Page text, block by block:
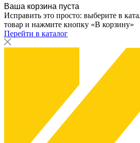
Ваша корзина пуста
Исправить это просто: выберите в
товар и нажмите кнопку «В корзину»
Перейти в каталог